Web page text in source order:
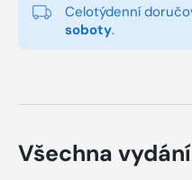
Celotýdenní
soboty.
Všechna vydání